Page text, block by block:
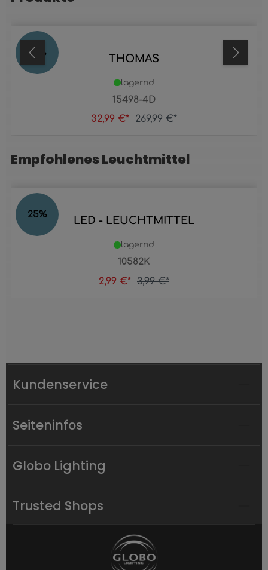
88 % THOMAS
15498-4D
lagernd
32,99 €* 269,99 €*
Produktgalerie überspringen
Empfohlenes Leuchtmittel
25% LED - LEUCHTMITTEL
10582K
lagernd
2,99 €* 3,99 €*
Kundenservice
Seiteninfos
Globo Lighting
Trusted Shops